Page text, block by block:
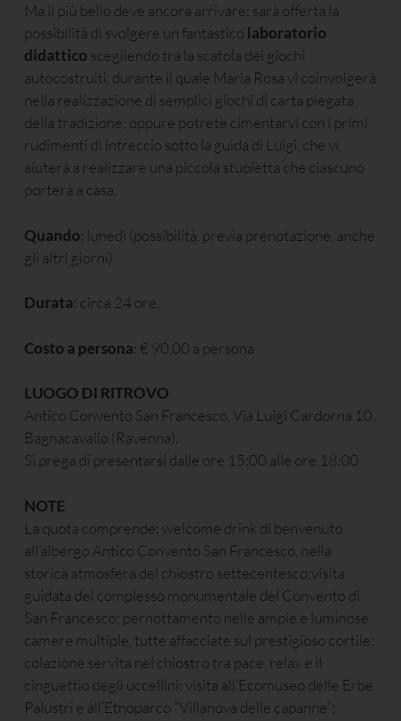
Ma il più bello deve ancora arrivare: sarà offerta la
possibilità di svolgere un fantastico laboratorio
didattico scegliendo tra la scatola dei giochi
autocostruiti, durante il quale Maria Rosa vi coinvolgerà
nella realizzazione di semplici giochi di carta piegata
della tradizione; oppure potrete cimentarvi con i primi
rudimenti di intreccio sotto la guida di Luigi, che vi
aiuterà a realizzare una piccola stuoietta che ciascuno
porterà a casa.
Quando: lunedì (possibilità, previa prenotazione, anche
gli altri giorni)
Durata: circa 24 ore.
Costo a persona: € 90,00 a persona
LUOGO DI RITROVO
Antico Convento San Francesco, Via Luigi Cardorna 10,
Bagnacavallo (Ravenna).
Si prega di presentarsi dalle ore 15:00 alle ore 18:00
NOTE
La quota comprende: welcome drink di benvenuto
all’albergo Antico Convento San Francesco, nella
storica atmosfera del chiostro settecentesco;visita
guidata del complesso monumentale del Convento di
San Francesco; pernottamento nelle ampie e luminose
camere multiple, tutte affacciate sul prestigioso cortile;
colazione servita nel chiostro tra pace, relax e il
cinguettio degli uccellini; visita all’Ecomuseo delle Erbe
Palustri e all’Etnoparco “Villanova delle capanne”;